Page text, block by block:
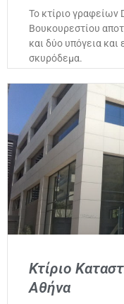
Το κτίριο γραφείων
Βουκουρεστίου
και δύο υπόγεια και
σκυρόδεμα.
Κτίριο
Αθήνα